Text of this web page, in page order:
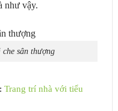
như vậy.
sân thượng
Trang trí nhà với tiểu